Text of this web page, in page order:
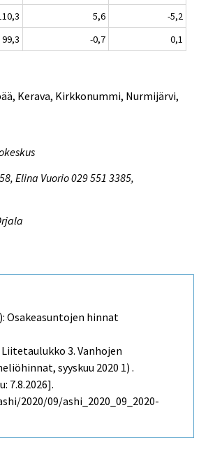
5,6
-5,2
99,3 -0,7 0,1
Kerava, Kirkkonummi, Nurmijärvi,
Elina Vuorio 029 551 3385,
Osakeasuntojen hinnat
Liitetaulukko 3. Vanhojen
syyskuu 2020 1) .
7.8.2026].
2020/09/ashi_2020_09_2020-